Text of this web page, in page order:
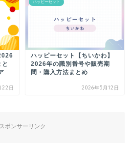
22日
ハッピーセット
ハッピーセット【ちいかわ】
2026年の識別番号や販売期
間・購入方法まとめ
2026年5月12日
スポンサーリンク